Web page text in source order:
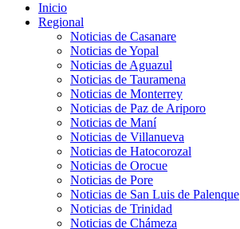
Inicio
Regional
Noticias de Casanare
Noticias de Yopal
Noticias de Aguazul
Noticias de Tauramena
Noticias de Monterrey
Noticias de Paz de Ariporo
Noticias de Maní
Noticias de Villanueva
Noticias de Hatocorozal
Noticias de Orocue
Noticias de Pore
Noticias de San Luis de Palenque
Noticias de Trinidad
Noticias de Chámeza